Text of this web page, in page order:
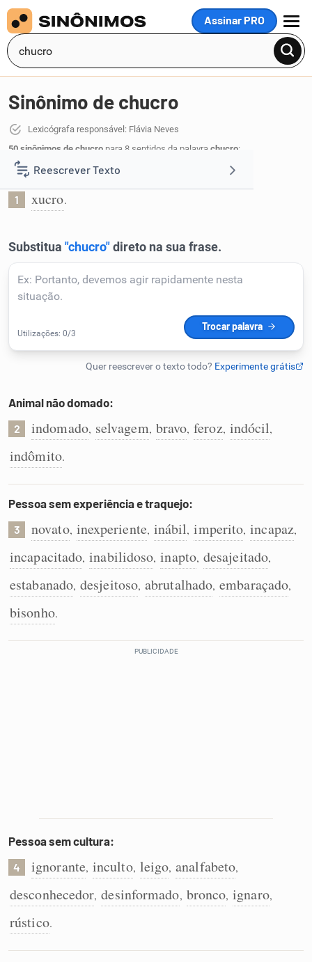
Assinar PRO
MENU
Reescrever Texto
Resumir Texto
Corrigir Texto
Detector de IA
Humanizador de IA
Cata-letras
Conexões
Caça-palavras
Dicionário
Sinônimos
Sinônimo de chucro
Lexicógrafa responsável: Flávia Neves
50 sinônimos de chucro para 8 sentidos da palavra chucro:
Sinônimo geral:
1 xucro.
Animal não domado:
2 indomado, selvagem, bravo, feroz, indócil,
indômito.
Pessoa sem experiência e traquejo:
3 novato, inexperiente, inábil, imperito, incapaz,
incapacitado, inabilidoso, inapto, desajeitado,
estabanado, desjeitoso, abrutalhado, embaraçado,
bisonho.
Pessoa sem cultura:
4 ignorante, inculto, leigo, analfabeto,
desconhecedor, desinformado, bronco, ignaro,
rústico.